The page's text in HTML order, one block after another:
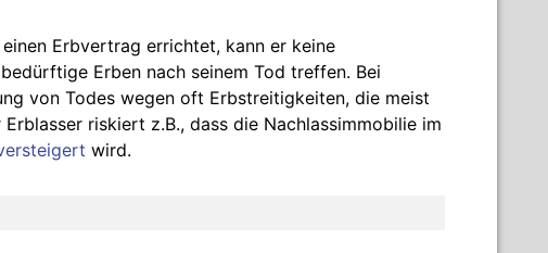
Erbvertrag errichtet, kann er keine
Erben nach seinem Tod treffen. Bei
von Todes wegen oft Erbstreitigkeiten, die meist
riskiert z.B., dass die Nachlassimmobilie im
wird.